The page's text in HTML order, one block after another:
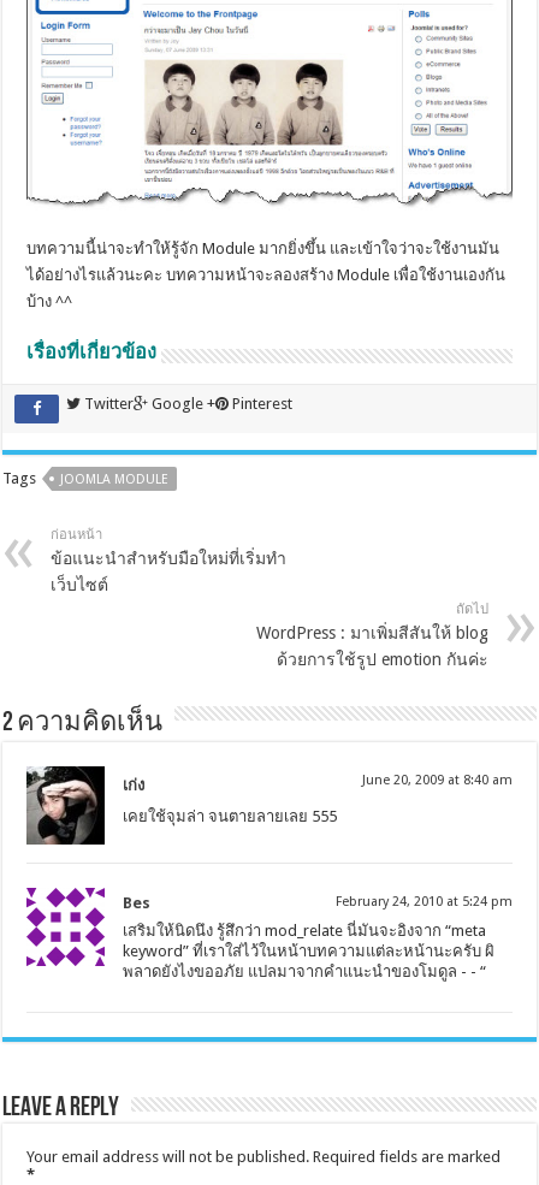
บทความนี้น่าจะทำให้รู้จัก Module มากยิ่งขึ้น และเข้าใจว่าจะใช้งานมัน
ได้อย่างไรแล้วนะคะ บทความหน้าจะลองสร้าง Module เพื่อใช้งานเองกัน
บ้าง ^^
เรื่องที่เกี่ยวข้อง
Twitter Google + Pinterest
Tags JOOMLA MODULE
ก่อนหน้า
ข้อแนะนำสำหรับมือใหม่ที่เริ่มทำ
เว็บไซต์
ถัดไป
WordPress : มาเพิ่มสีสันให้ blog
ด้วยการใช้รูป emotion กันค่ะ
2 ความคิดเห็น
เก่ง June 20, 2009 at 8:40 am
เคยใช้จุมล่า จนตายลายเลย 555
Bes February 24, 2010 at 5:24 pm
เสริมให้นิดนึง รู้สึกว่า mod_relate นี่มันจะอิงจาก “meta
keyword” ที่เราใส่ไว้ในหน้าบทความแต่ละหน้านะครับ ผิ
พลาดยังไงขออภัย แปลมาจากคำแนะนำของโมดูล - - “
Leave a Reply
Your email address will not be published. Required fields are marked
*